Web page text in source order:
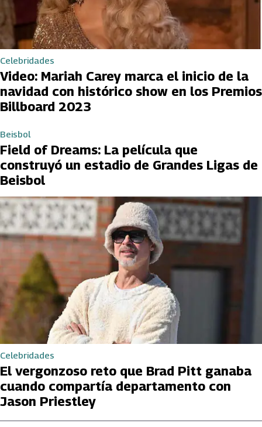
Celebridades
Video: Mariah Carey marca el inicio de la
navidad con histórico show en los Premios
Billboard 2023
Beisbol
Field of Dreams: La película que
construyó un estadio de Grandes Ligas de
Beisbol
Celebridades
El vergonzoso reto que Brad Pitt ganaba
cuando compartía departamento con
Jason Priestley